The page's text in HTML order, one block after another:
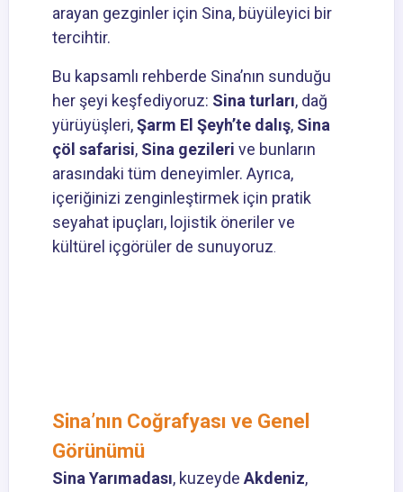
arayan gezginler için Sina, büyüleyici bir
tercihtir.
Bu kapsamlı rehberde Sina’nın sunduğu
her şeyi keşfediyoruz: Sina turları, dağ
yürüyüşleri,Şarm El Şeyh’te dalış, Sina
çöl safarisi, Sina gezileri ve bunların
arasındaki tüm deneyimler. Ayrıca,
içeriğinizi zenginleştirmek için pratik
seyahat ipuçları, lojistik öneriler ve
kültürel içgörüler de sunuyoruz
Sina’nın Coğrafyası ve Genel
Görünümü
Sina Yarımadası, kuzeyde Akdeniz,